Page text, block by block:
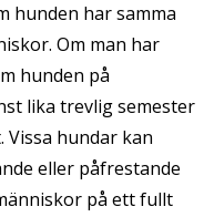
hunden har samma
Om man har
hunden på
lika trevlig semester
Vissa hundar kan
eller påfrestande
på ett fullt